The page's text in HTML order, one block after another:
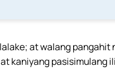
at walang pangahit
kaniyang pasisimulang